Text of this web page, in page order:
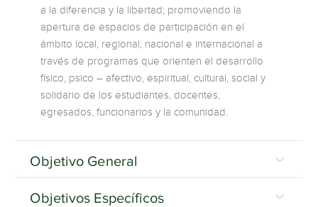
a la diferencia y la libertad; promoviendo la
apertura de espacios de participación en el
ámbito local, regional, nacional e internacional a
través de programas que orienten el desarrollo
físico, psico – afectivo, espiritual, cultural, social y
solidario de los estudiantes, docentes,
egresados, funcionarios y la comunidad.
Objetivo General
Objetivos Específicos